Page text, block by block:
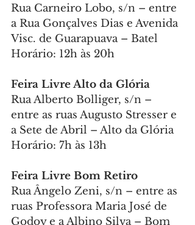
Rua Carneiro Lobo, s/n – entre
a Rua Gonçalves Dias e Avenida
Visc. de Guarapuava – Batel
Horário: 12h às 20h
Feira Livre Alto da Glória
Rua Alberto Bolliger, s/n –
entre as ruas Augusto Stresser e
a Sete de Abril – Alto da Glória
Horário: 7h às 13h
Feira Livre Bom Retiro
Rua Ângelo Zeni, s/n – entre as
ruas Professora Maria José de
Godoy e a Albino Silva – Bom